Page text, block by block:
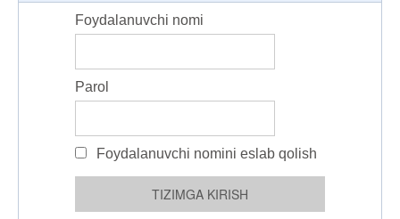
Foydalanuvchi nomi
Parol
Foydalanuvchi nomini eslab qolish